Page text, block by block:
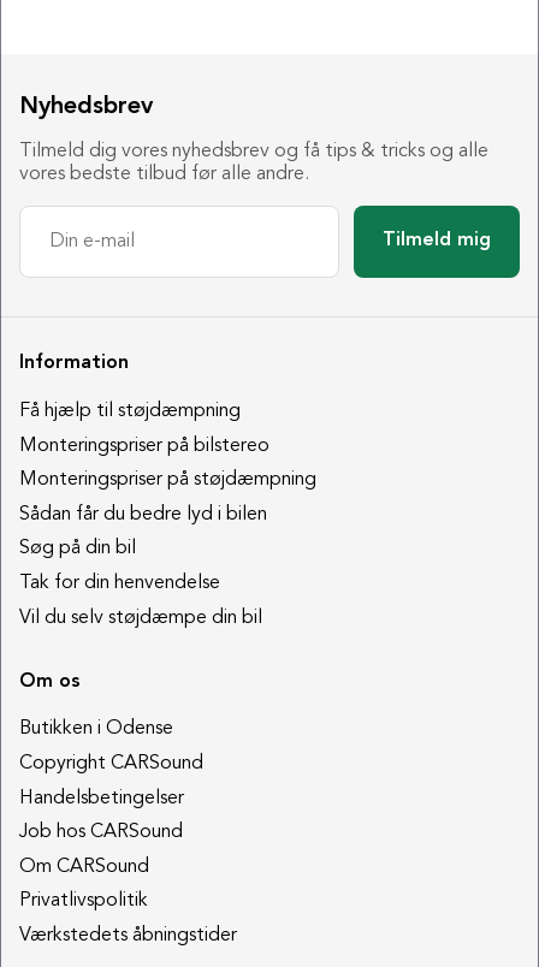
Nyhedsbrev
Tilmeld dig vores nyhedsbrev og få tips & tricks og alle
vores bedste tilbud før alle andre.
Tilmeld mig
Information
Få hjælp til støjdæmpning
Monteringspriser på bilstereo
Monteringspriser på støjdæmpning
Sådan får du bedre lyd i bilen
Søg på din bil
Tak for din henvendelse
Vil du selv støjdæmpe din bil
Om os
Butikken i Odense
Copyright CARSound
Handelsbetingelser
Job hos CARSound
Om CARSound
Privatlivspolitik
Værkstedets åbningstider